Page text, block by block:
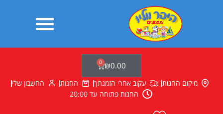
₪0.00
0
עגלת
קניות
מיקום החנות עקוב אחרי הזמנתך החנות
החשבון שלי
החנות פתוחה עד 20:00